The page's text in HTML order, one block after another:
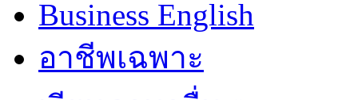
Business English
อาชีพเฉพาะ